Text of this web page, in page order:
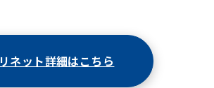
リネット詳細はこちら